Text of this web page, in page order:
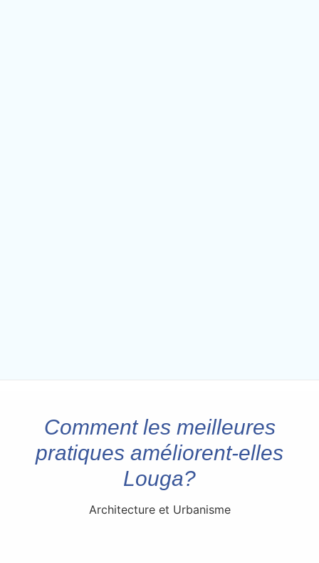
Comment les meilleures
pratiques améliorent-elles
Louga?
Architecture et Urbanisme